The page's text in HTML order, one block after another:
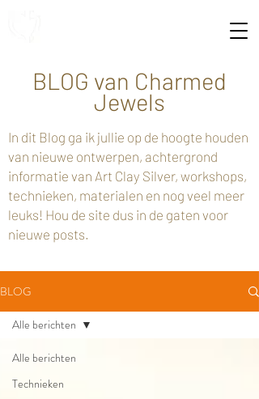
BLOG van Charmed
Jewels
In dit Blog ga ik jullie op de hoogte houden
van nieuwe ontwerpen, achtergrond
informatie van Art Clay Silver, workshops,
technieken, materialen en nog veel meer
leuks! Hou de site dus in de gaten voor
nieuwe posts.
BLOG
Alle berichten
Technieken
Alle berichten